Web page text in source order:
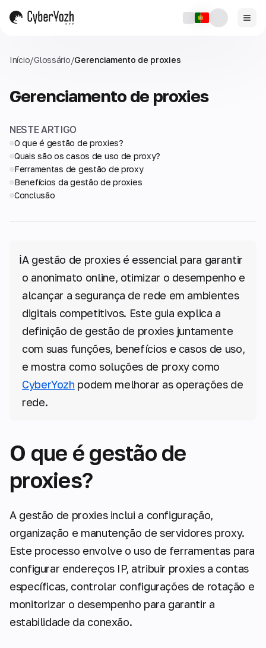
Início/Glossário/Gerenciamento de proxies
Gerenciamento de proxies
NESTE ARTIGO
O que é gestão de proxies?
Quais são os casos de uso de proxy?
Ferramentas de gestão de proxy
Benefícios da gestão de proxies
Conclusão
ℹ️A gestão de proxies é essencial para garantir
o anonimato online, otimizar o desempenho e
alcançar a segurança de rede em ambientes
digitais competitivos. Este guia explica a
definição de gestão de proxies juntamente
com suas funções, benefícios e casos de uso,
e mostra como soluções de proxy como
CyberYozh podem melhorar as operações de
rede.
O que é gestão de
proxies?
A gestão de proxies inclui a configuração,
organização e manutenção de servidores proxy.
Este processo envolve o uso de ferramentas para
configurar endereços IP, atribuir proxies a contas
específicas, controlar configurações de rotação e
monitorizar o desempenho para garantir a
estabilidade da conexão.